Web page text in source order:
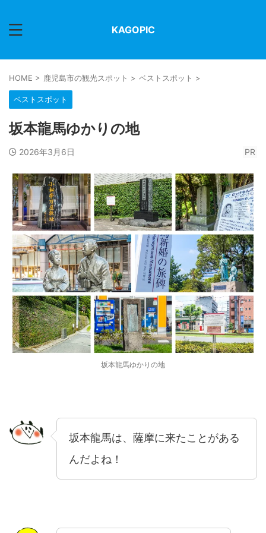
KAGOPIC
HOME > 鹿児島市の観光スポット > ベストスポット >
ベストスポット
坂本龍馬ゆかりの地
2026年3月6日 PR
坂本龍馬ゆかりの地
坂本龍馬は、薩摩に来たことがある
んだよね！